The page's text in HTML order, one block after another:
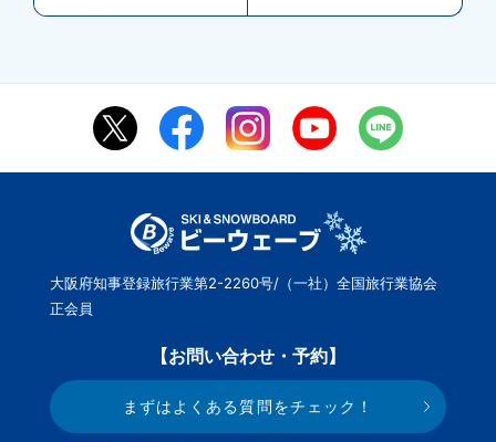
大阪府知事登録旅行業第2-2260号/（一社）全国旅行業協会
正会員
【お問い合わせ・予約】
まずはよくある質問をチェック！